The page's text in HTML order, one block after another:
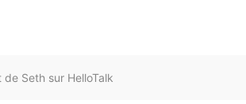
de Seth sur HelloTalk